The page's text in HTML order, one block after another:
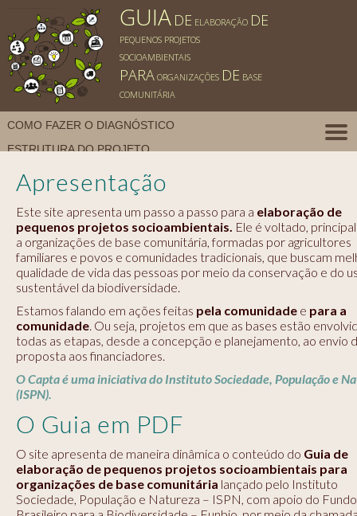
GUIA DE ELABORAÇÃO DE
PEQUENOS PROJETOS
SOCIOAMBIENTAIS
PARA ORGANIZAÇÕES DE BASE
COMUNITÁRIA
COMO FAZER O DIAGNÓSTICO
ESTRUTURA DO PROJETO
FONTES DE FINANCIAMENTO
PARA INSPIRAR
POLÍTICA DE COOKIES
POLÍTICA DE PRIVACIDADE
Apresentação
Este site apresenta um passo a passo para a elaboração de
pequenos projetos socioambientais. Ele é voltado,
a organizações de base comunitária, formadas por agricultores
familiares e povos e comunidades tradicionais, que buscam
qualidade de vida das pessoas por meio da conservação e do
sustentável da biodiversidade.
Estamos falando em ações feitas pela comunidade e para a
comunidade. Ou seja, projetos em que as bases estão
todas as etapas, desde a concepção e planejamento, ao envio
proposta aos financiadores.
O Capta é uma iniciativa do Instituto Sociedade, População e
(ISPN).
O Guia em PDF
O site apresenta de maneira dinâmica o conteúdo do Guia de
elaboração de pequenos projetos socioambientais para
organizações de base comunitária lançado pelo Instituto
Sociedade, População e Natureza – ISPN, com apoio do Fundo